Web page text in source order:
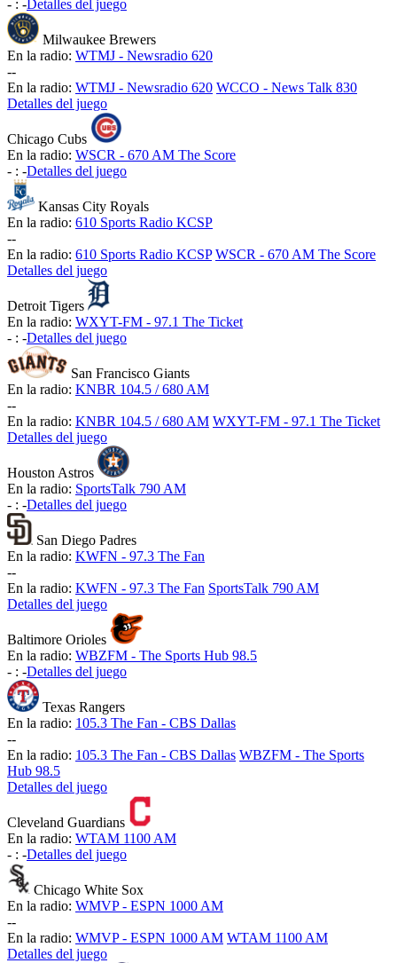
- : - Detalles del juego
Milwaukee Brewers
En la radio: WTMJ - Newsradio 620
--
En la radio: WTMJ - Newsradio 620 WCCO - News Talk 830
Detalles del juego
Chicago Cubs
En la radio: WSCR - 670 AM The Score
- : -Detalles del juego
Kansas City Royals
En la radio: 610 Sports Radio KCSP
--
En la radio: 610 Sports Radio KCSP WSCR - 670 AM The Score
Detalles del juego
Detroit Tigers
En la radio: WXYT-FM - 97.1 The Ticket
- : -Detalles del juego
San Francisco Giants
En la radio: KNBR 104.5 / 680 AM
--
En la radio: KNBR 104.5 / 680 AM WXYT-FM - 97.1 The Ticket
Detalles del juego
Houston Astros
En la radio: SportsTalk 790 AM
- : -Detalles del juego
San Diego Padres
En la radio: KWFN - 97.3 The Fan
--
En la radio: KWFN - 97.3 The Fan SportsTalk 790 AM
Detalles del juego
Baltimore Orioles
En la radio: WBZFM - The Sports Hub 98.5
- : -Detalles del juego
Texas Rangers
En la radio: 105.3 The Fan - CBS Dallas
--
En la radio: 105.3 The Fan - CBS Dallas WBZFM - The Sports
Hub 98.5
Detalles del juego
Cleveland Guardians
En la radio: WTAM 1100 AM
- : -Detalles del juego
Chicago White Sox
En la radio: WMVP - ESPN 1000 AM
--
En la radio: WMVP - ESPN 1000 AM WTAM 1100 AM
Detalles del juego